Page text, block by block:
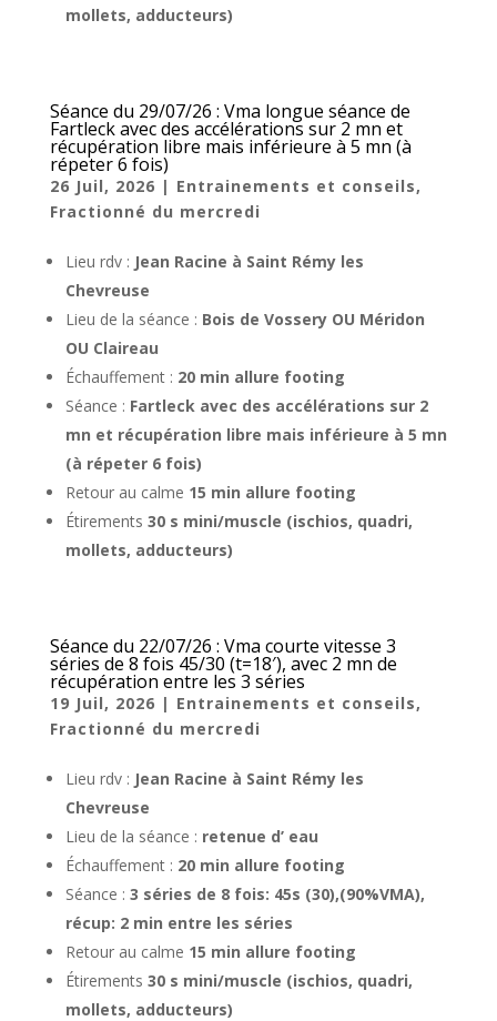
mollets, adducteurs)
Séance du 29/07/26 : Vma longue séance de
Fartleck avec des accélérations sur 2 mn et
récupération libre mais inférieure à 5 mn (à
répeter 6 fois)
26 Juil, 2026 | Entrainements et conseils,
Fractionné du mercredi
Lieu rdv : Jean Racine à Saint Rémy les
Chevreuse
Lieu de la séance : Bois de Vossery OU Méridon
OU Claireau
Échauffement : 20 min allure footing
Séance : Fartleck avec des accélérations sur 2
mn et récupération libre mais inférieure à 5 mn
(à répeter 6 fois)
Retour au calme 15 min allure footing
Étirements 30 s mini/muscle (ischios, quadri,
mollets, adducteurs)
Séance du 22/07/26 : Vma courte vitesse 3
séries de 8 fois 45/30 (t=18′), avec 2 mn de
récupération entre les 3 séries
19 Juil, 2026 | Entrainements et conseils,
Fractionné du mercredi
Lieu rdv : Jean Racine à Saint Rémy les
Chevreuse
Lieu de la séance : retenue d’ eau
Échauffement : 20 min allure footing
Séance : 3 séries de 8 fois: 45s (30),(90%VMA),
récup: 2 min entre les séries
Retour au calme 15 min allure footing
Étirements 30 s mini/muscle (ischios, quadri,
mollets, adducteurs)